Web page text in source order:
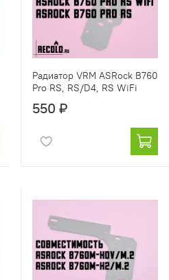
Радиатор VRM ASRock B760
Pro RS, RS/D4, RS WiFi
550 ₽